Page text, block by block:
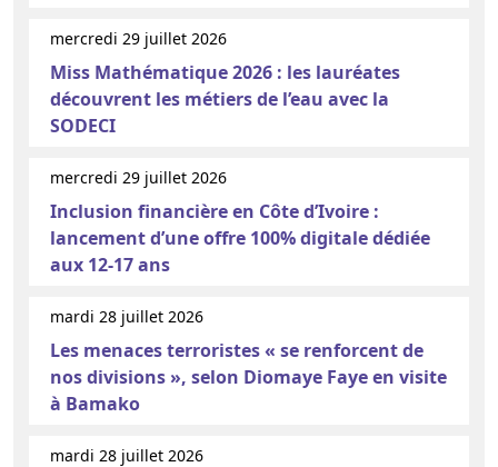
mercredi 29 juillet 2026
Miss Mathématique 2026 : les lauréates
découvrent les métiers de l’eau avec la
SODECI
mercredi 29 juillet 2026
Inclusion financière en Côte d’Ivoire :
lancement d’une offre 100% digitale dédiée
aux 12-17 ans
mardi 28 juillet 2026
Les menaces terroristes « se renforcent de
nos divisions », selon Diomaye Faye en visite
à Bamako
mardi 28 juillet 2026